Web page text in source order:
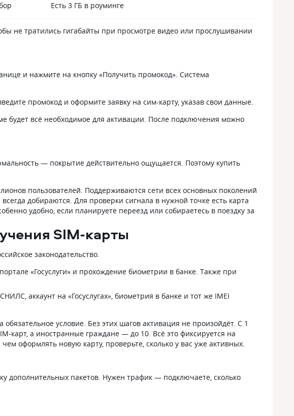
Есть 3 ГБ в роуминге
не тратились гигабайты при просмотре видео или прослушивании
и нажмите на кнопку «Получить промокод». Система
промокод и оформите заявку на сим-карту, указав свои данные.
будет всё необходимое для активации. После подключения можно
— покрытие действительно ощущается. Поэтому купить
пользователей. Поддерживаются сети всех основных поколений
добираются. Для проверки сигнала в нужной точке есть карта
удобно, если планируете переезд или собираетесь в поездку за
SIM-карты
законодательство.
«Госуслуги» и прохождение биометрии в банке. Также при
аккаунт на «Госуслугах», биометрия в банке и тот же IMEI
условие. Без этих шагов активация не произойдёт. С 1
карт, а иностранные граждане — до 10. Всё это фиксируется на
оформлять новую карту, проверьте, сколько у вас уже активных.
дополнительных пакетов. Нужен трафик — подключаете, сколько